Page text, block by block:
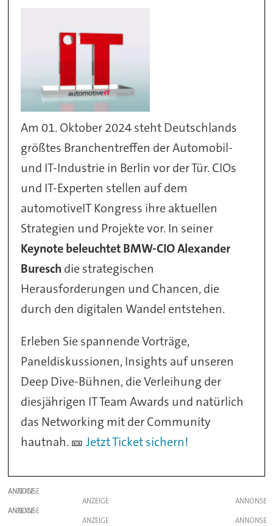
Am 01. Oktober 2024 steht Deutschlands
größtes Branchentreffen der Automobil-
und IT-Industrie in Berlin vor der Tür. CIOs
und IT-Experten stellen auf dem
automotiveIT Kongress ihre aktuellen
Strategien und Projekte vor. In seiner
Keynote beleuchtet BMW-CIO Alexander
Buresch die strategischen
Herausforderungen und Chancen, die
durch den digitalen Wandel entstehen.
Erleben Sie spannende Vorträge,
Paneldiskussionen, Insights auf unseren
Deep Dive-Bühnen, die Verleihung der
diesjährigen IT Team Awards und natürlich
das Networking mit der Community
hautnah. 🎫Jetzt Ticket sichern!
ANZEIGE
ANZEIGE
ANZEIGE
ANZEIGE